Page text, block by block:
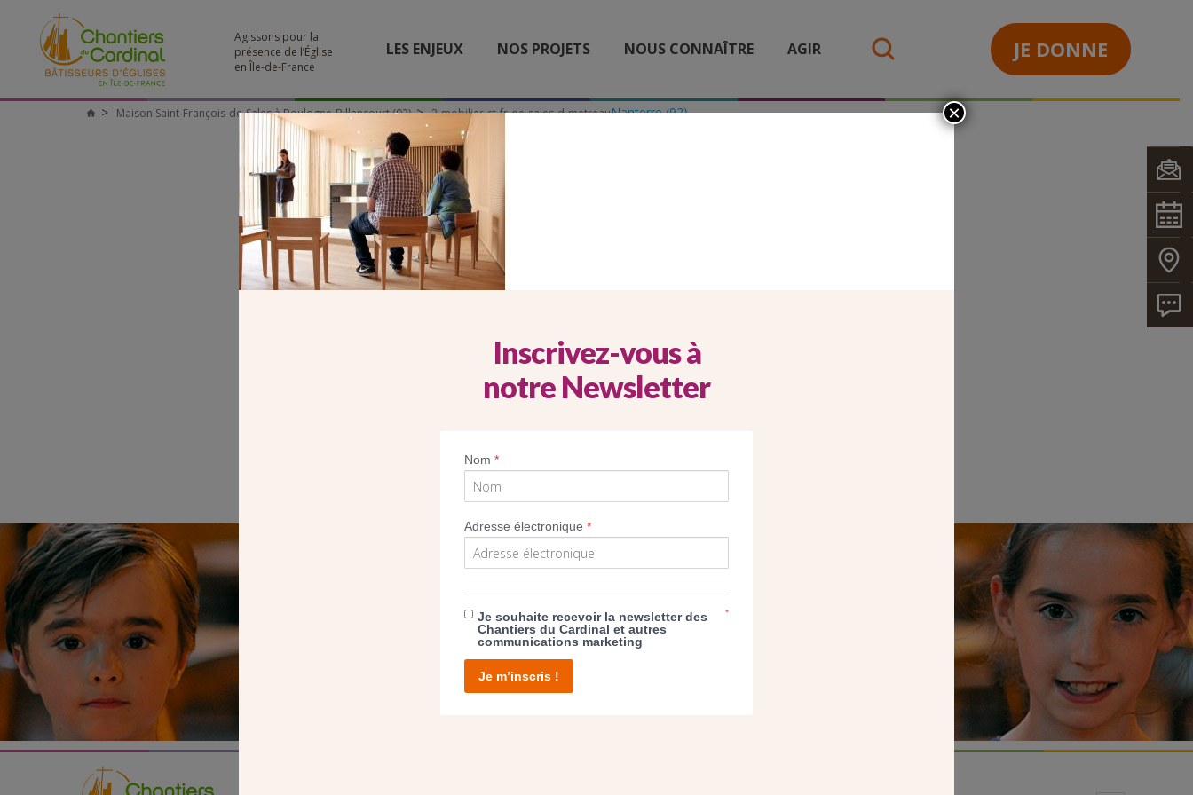
Agissons pour la
présence de l’Église
en Île-de-France
LES ENJEUX NOS PROJETS NOUS CONNAÎTRE AGIR JE DONNE
Chantiers
Nanterre (92)
Maison Saint-François-de-Sales à Boulogne-Billancourt (92) 2-mobilier-st-fr-de-sales-d-metreau
2-MOBILIER-ST-FR-DE-SALES-D-METREAU
SEUL VOTRE DON
NOUS PERMET D’AGIR
Inscrivez-vous à
notre Newsletter
Nom*
Adresse électronique*
Je souhaite recevoir la newsletter des
Chantiers du Cardinal et autres
communications marketing
*
Je m’inscris !
×